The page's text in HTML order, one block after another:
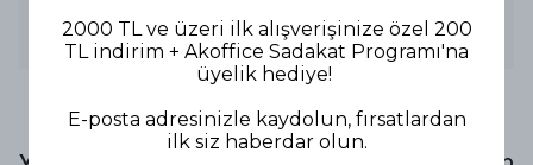
SİLGİ SOFT BEYAZ
2000 TL ve üzeri ilk alışverişinize özel 200
TL indirim + Akoffice Sadakat Programı'na
üyelik hediye!
E-posta adresinizle kaydolun, fırsatlardan
ilk siz haberdar olun.